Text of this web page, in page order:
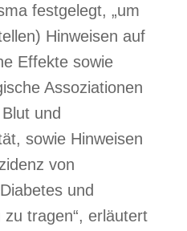
festgelegt, „um
Hinweisen auf
Effekte sowie
Assoziationen
und
sowie Hinweisen
von
und
tragen“, erläutert